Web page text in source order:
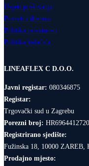
Uvjeti poslovanja
Povrati i dostava
Politika privatnosti
Politika kolačića
LINEAFLEX C D.O.O.
Javni registar: 080346875
Registar:
Trgovački sud u Zagrebu
Porezni broj:
Registrirano sjedište:
Fužinska 18, 10000 ZAREB,
Prodajno mjesto: